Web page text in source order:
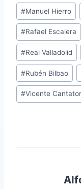
#Manuel Hierro
#Rafael Escalera
#Real Valladolid
#Rubén Bilbao
#Vicente